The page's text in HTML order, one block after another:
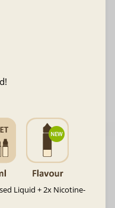
Liquid + 2x Nicotine-